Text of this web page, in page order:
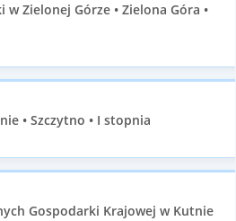
Zielonej Górze • Zielona Góra •
• Szczytno • I stopnia
Gospodarki Krajowej w Kutnie